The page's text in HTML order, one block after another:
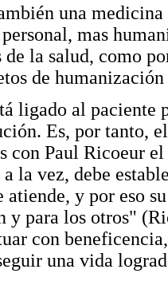
una
mas
de la salud, como
de
ligado al paciente
Es, por tanto,
con Paul Ricoeur
la vez, debe
atiende, y por eso
y para los otros"
con
una vida